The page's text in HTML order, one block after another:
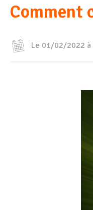
Comment
Le 01/02/2022 à